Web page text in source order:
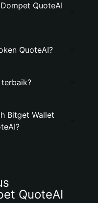
QuoteAI
QuoteAI?
Bitget Wallet
QuoteAI